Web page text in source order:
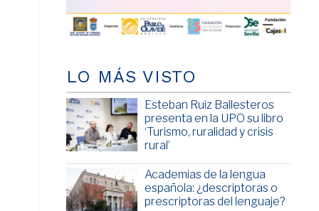
LO MÁS VISTO
Esteban Ruiz Ballesteros
presenta en la UPO su libro
‘Turismo, ruralidad y crisis
rural’
Academias de la lengua
española: ¿descriptoras o
prescriptoras del lenguaje?